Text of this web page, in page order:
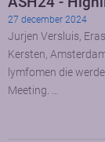
27 december 2024
Jurjen Versluis,
Kersten,
lymfomen die
Meeting. …